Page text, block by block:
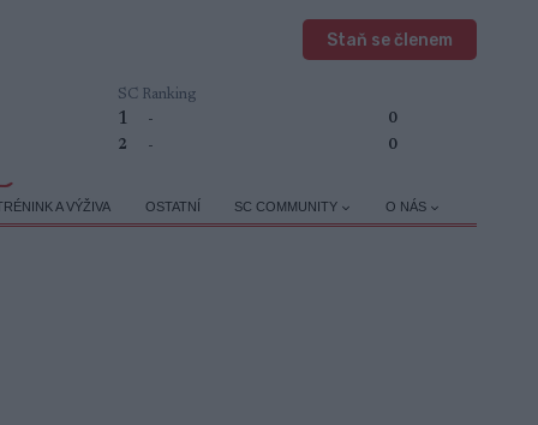
Staň se členem
SC Ranking
1 -
0
2
- 0
A VÝŽIVA OSTATNÍ SC COMMUNITY O NÁS